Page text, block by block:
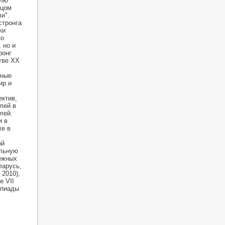
но и
ХХ
и
в
в
в
VII